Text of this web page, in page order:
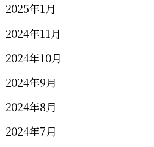
2025年1月
2024年11月
2024年10月
2024年9月
2024年8月
2024年7月